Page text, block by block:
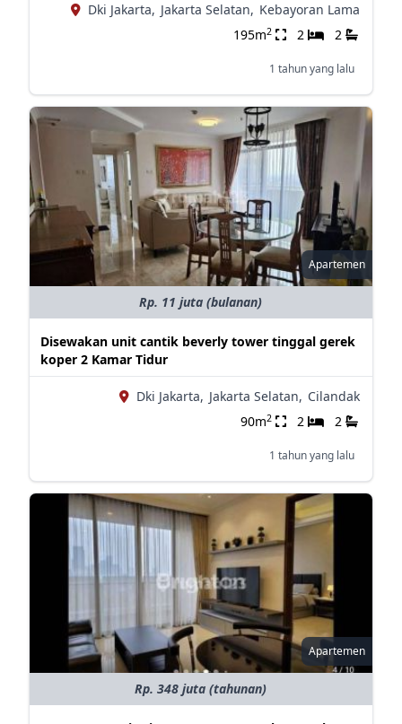
Dki Jakarta, Jakarta Selatan, Kebayoran Lama
195m2 2 2
1 tahun yang lalu
Apartemen
Rp. 11 juta (bulanan)
Disewakan unit cantik beverly tower tinggal gerek
koper 2 Kamar Tidur
Dki Jakarta, Jakarta Selatan, Cilandak
90m2 2 2
1 tahun yang lalu
Apartemen
Rp. 348 juta (tahunan)